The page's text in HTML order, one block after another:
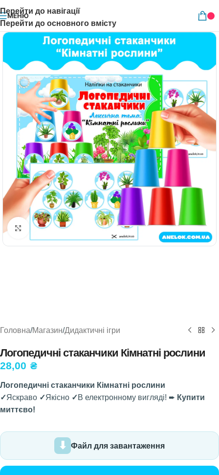
Перейти до навігації
Перейти до основного вмісту
МЕНЮ
Натисніть, щоб збільшити
Головна/Магазин/Дидактичні ігри
Логопедичні стаканчики Кімнатні рослини
28,00 ₴
Логопедичні стаканчики Кімнатні рослини
✓Яскраво ✓Якісно ✓В електронному вигляді! ➨ Купити
миттєво!
Файл для завантаження